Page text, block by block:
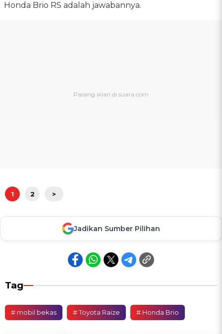
Honda Brio RS adalah jawabannya.
1 2 >
Jadikan Sumber Pilihan
Tag
# mobil bekas # Toyota Raize # Honda Brio